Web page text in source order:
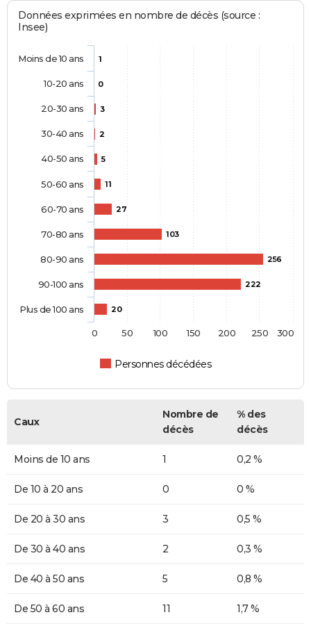
Données exprimées en nombre de décès (source :
Insee)
1
0
3
2
5
11
27
103
256
222
20
Personnes décédées
Moins de 10 ans
10-20 ans
20-30 ans
30-40 ans
40-50 ans
50-60 ans
60-70 ans
70-80 ans
80-90 ans
90-100 ans
Plus de 100 ans
0 50 100 150 200 250 300
Caux
Nombre de
décès
% des
décès
Moins de 10 ans 1 0,2 %
De 10 à 20 ans 0 0 %
De 20 à 30 ans 3 0,5 %
De 30 à 40 ans 2 0,3 %
De 40 à 50 ans 5 0,8 %
De 50 à 60 ans 11 1,7 %